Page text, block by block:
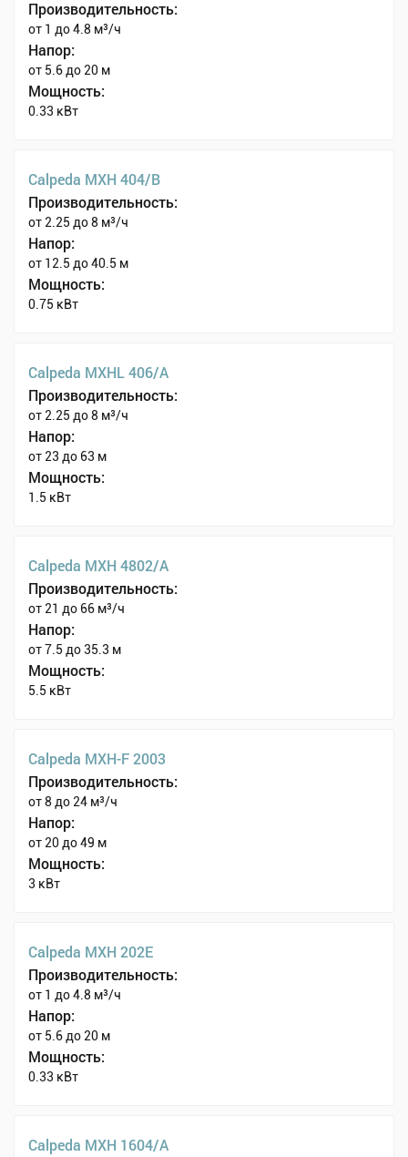
Производительность:
от 1 до 4.8 м³/ч
Напор:
от 5.6 до 20 м
Мощность:
0.33 кВт
Calpeda MXH 404/B
Производительность:
от 2.25 до 8 м³/ч
Напор:
от 12.5 до 40.5 м
Мощность:
0.75 кВт
Calpeda MXHL 406/A
Производительность:
от 2.25 до 8 м³/ч
Напор:
от 23 до 63 м
Мощность:
1.5 кВт
Calpeda MXH 4802/A
Производительность:
от 21 до 66 м³/ч
Напор:
от 7.5 до 35.3 м
Мощность:
5.5 кВт
Calpeda MXH-F 2003
Производительность:
от 8 до 24 м³/ч
Напор:
от 20 до 49 м
Мощность:
3 кВт
Calpeda MXH 202E
Производительность:
от 1 до 4.8 м³/ч
Напор:
от 5.6 до 20 м
Мощность:
0.33 кВт
Calpeda MXH 1604/A